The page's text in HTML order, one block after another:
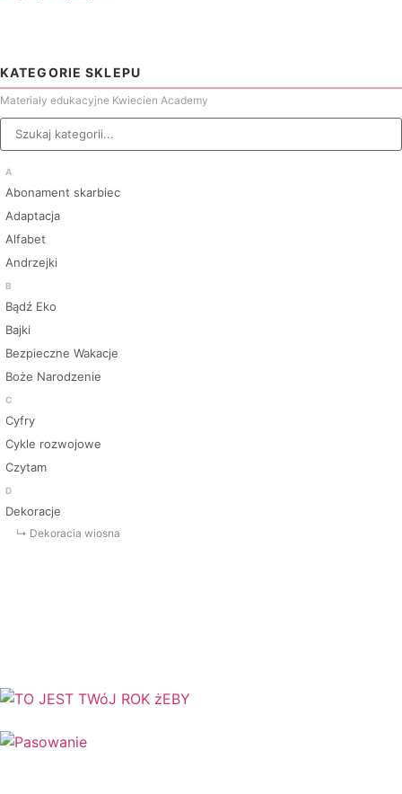
KATEGORIE SKLEPU
Materiały edukacyjne Kwiecien Academy
A
Abonament skarbiec
Adaptacja
Alfabet
Andrzejki
B
Bądź Eko
Bajki
Bezpieczne Wakacje
Boże Narodzenie
C
Cyfry
Cykle rozwojowe
Czytam
D
Dekoracje
↳ Dekoracja wiosna
Dni Tygodnia
Dyplomy i certyfikaty